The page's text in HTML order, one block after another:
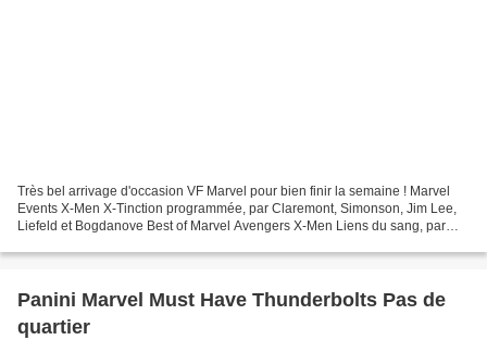
Très bel arrivage d'occasion VF Marvel pour bien finir la semaine ! Marvel
Events X-Men X-Tinction programmée, par Claremont, Simonson, Jim Lee,
Liefeld et Bogdanove Best of Marvel Avengers X-Men Liens du sang, par
Panini Marvel Must Have Thunderbolts Pas de
quartier